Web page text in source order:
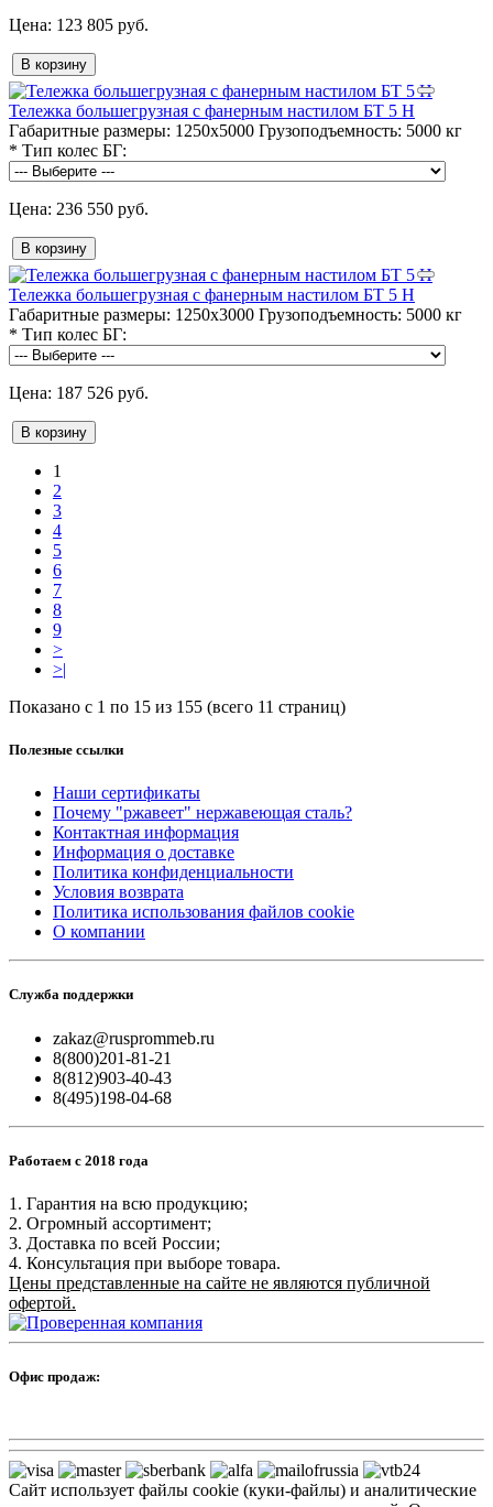
123 805 руб.
В корзину
Тележка большегрузная с фанерным настилом БТ 5 Н
Габаритные размеры: 1250х5000 Грузоподъемность: 5000 кг
* Тип колес БГ:
236 550 руб.
В корзину
Тележка большегрузная с фанерным настилом БТ 5 Н
Габаритные размеры: 1250х3000 Грузоподъемность: 5000 кг
* Тип колес БГ:
187 526 руб.
В корзину
1
2
3
4
5
6
7
8
9
>
>|
Показано с 1 по 15 из 155 (всего 11 страниц)
Полезные ссылки
Наши сертификаты
Почему "ржавеет" нержавеющая сталь?
Контактная информация
Информация о доставке
Политика конфиденциальности
Условия возврата
Политика использования файлов cookie
О компании
Служба поддержки
zakaz@rusprommeb.ru
8(800)201-81-21
8(812)903-40-43
8(495)198-04-68
Работаем с 2018 года
1. Гарантия на всю продукцию;
2. Огромный ассортимент;
3. Доставка по всей России;
4. Консультация при выборе товара.
Цены представленные на сайте не являются публичной
офертой.
Офис продаж:
Сайт использует файлы cookie (куки-файлы) и аналитические